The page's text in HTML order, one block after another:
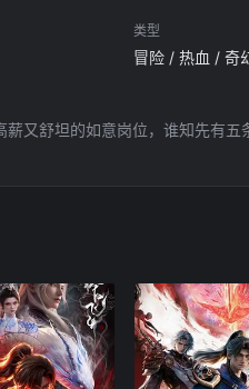
类型
冒险 / 热血 / 奇
又舒坦的如意岗位，谁知先有